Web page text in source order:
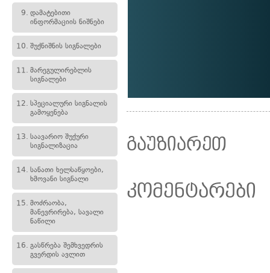
9. დამატებითი
ინფორმაციის ნიშნები
10. შუქნიშნის სიგნალები
11. მარეგულირებლის
სიგნალები
12. სპეციალური სიგნალის
გამოყენება
13. საავარიო შუქური
სიგნალიზაცია
14. სანათი ხელსაწყოები,
ხმოვანი სიგნალი
15. მოძრაობა,
მანევრირება, სავალი
ნაწილი
16. გასწრება შემხვედრის
გვერდის ავლით
გაუზიარეთ
კომენტარები